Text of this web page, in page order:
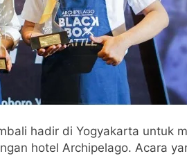
hadir di Yogyakarta untuk
hotel Archipelago. Acara